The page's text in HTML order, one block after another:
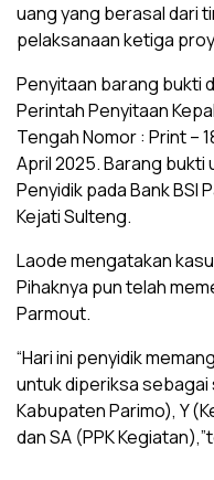
uang yang berasal dari
pelaksanaan ketiga
Penyitaan barang bukti
Perintah Penyitaan
Tengah Nomor : Print –
April 2025. Barang
Penyidik pada Bank BSI
Kejati Sulteng.
Laode mengatakan
Pihaknya pun telah
Parmout.
“Hari ini penyidik
untuk diperiksa sebagai
Kabupaten Parimo), Y
dan SA (PPK